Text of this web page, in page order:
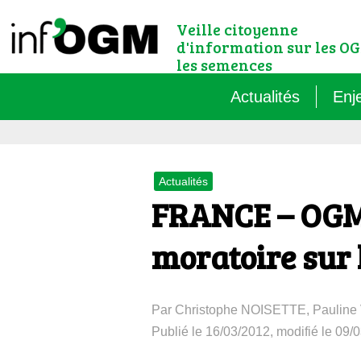
Veille citoyenne
d'information sur les
les semences
Actualités
Le
Actualités
FRANCE –
moratoire sur
Par Christophe NOISETTE,
Publié le 16/03/2012, modifié le 09/